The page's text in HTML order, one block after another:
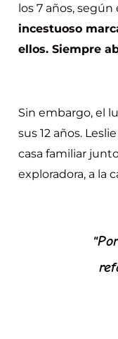
los 7 años,
incestuoso
ellos. Siempre
Sin embargo, el
sus 12 años.
casa familiar
exploradora, a la